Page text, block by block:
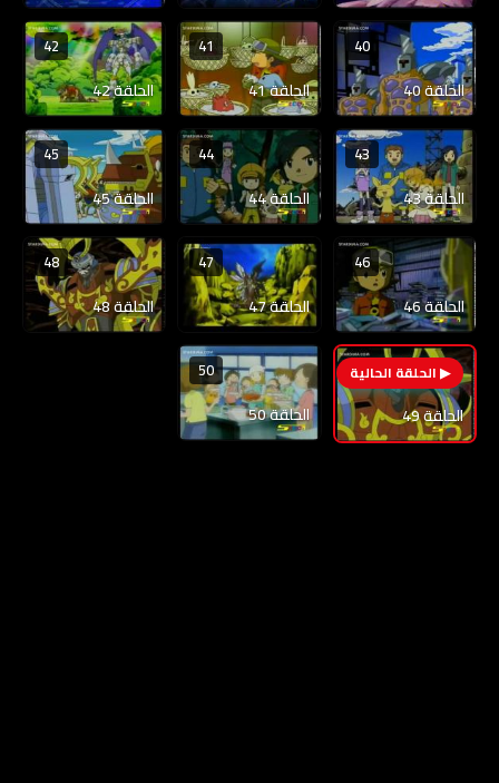
40
الحلقة 40
41
الحلقة 41
42
الحلقة 42
43
الحلقة 43
44
الحلقة 44
45
الحلقة 45
46
الحلقة 46
47
الحلقة 47
48
الحلقة 48
49
الحلقة 49
50
الحلقة 50